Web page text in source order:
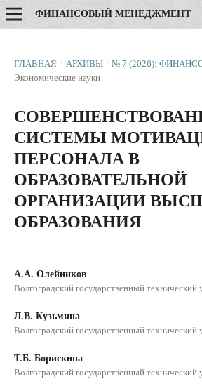
ФИНАНСОВЫЙ МЕНЕДЖМЕНТ
ГЛАВНАЯ / АРХИВЫ / № 7 (2026):
Экономические науки
СИСТЕМЫ
ПЕРСОНАЛА В
ОБРАЗОВАТЕЛЬНОЙ
ОРГАНИЗАЦИИ
ОБРАЗОВАНИЯ
А.А. Олейников
Волгоградский государственный технический
Л.В. Кузьмина
Волгоградский государственный технический
Т.Б. Борискина
Волгоградский государственный технический